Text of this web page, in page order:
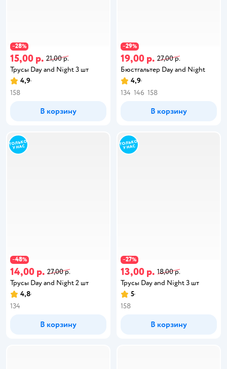
−28%
15,00 р. 21,00 р.
Трусы Day and Night 3 шт
4,9
158
В корзину
−29%
19,00 р. 27,00 р.
Бюстгальтер Day and Night
4,9
134 146 158
В корзину
−48%
14,00 р. 27,00 р.
Трусы Day and Night 2 шт
4,8
134
В корзину
−27%
13,00 р. 18,00 р.
Трусы Day and Night 3 шт
5
158
В корзину